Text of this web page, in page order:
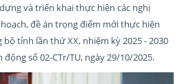
và triển khai thực hiện các nghị
đề án trọng điểm mới thực hiện
tỉnh lần thứ XX, nhiệm kỳ 2025 - 2030
số 02-CTr/TU, ngày 29/10/2025.